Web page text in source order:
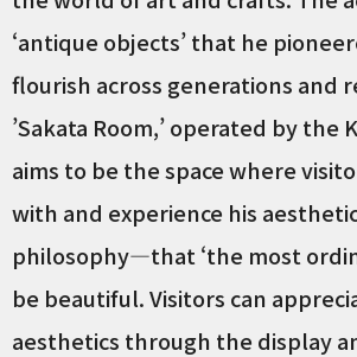
‘antique objects’ that he
flourish across generations and
’Sakata Room,’ operated by the
aims to be the space where
with and experience his
philosophy—that ‘the most
be beautiful. Visitors can
aesthetics through the display